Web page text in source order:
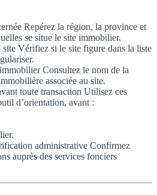
Repérez la région, la province et
se situe le site immobilier.
Vérifiez si le site figure dans la liste
Consultez le nom de la
associée au site.
toute transaction Utilisez ces
d’orientation, avant :
administrative Confirmez
auprès des services fonciers